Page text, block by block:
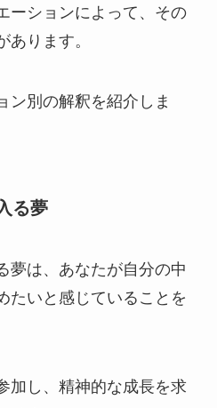
ーションによって、その
ります。
ン別の解釈を紹介しま
る夢
夢は、あなたが自分の中
たいと感じていることを
加し、精神的な成長を求